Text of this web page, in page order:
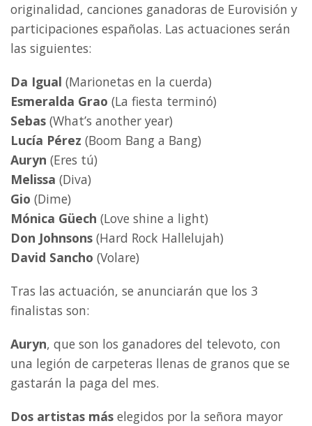
originalidad, canciones ganadoras de Eurovisión y
participaciones españolas. Las actuaciones serán
las siguientes:
Da Igual (Marionetas en la cuerda)
Esmeralda Grao (La fiesta terminó)
Sebas (What’s another year)
Lucía Pérez (Boom Bang a Bang)
Auryn (Eres tú)
Melissa (Diva)
Gio (Dime)
Mónica Güech (Love shine a light)
Don Johnsons (Hard Rock Hallelujah)
David Sancho (Volare)
Tras las actuación, se anunciarán que los 3
finalistas son:
Auryn, que son los ganadores del televoto, con
una legión de carpeteras llenas de granos que se
gastarán la paga del mes.
Dos artistas más elegidos por la señora mayor